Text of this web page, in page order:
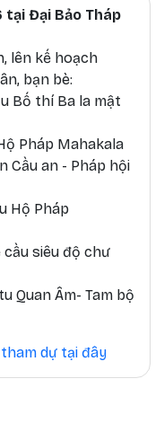
Đại Bảo Tháp
lên kế hoạch
bạn bè:
Bố thí Ba la mật
Pháp Mahakala
Cầu an - Pháp hội
Hộ Pháp
siêu độ chư
Quan Âm- Tam bộ
dự tại đây